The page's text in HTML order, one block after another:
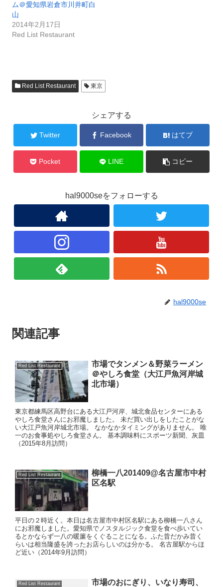
ム＠愛知県岩倉市川井町白
山
2014年2月17日
Red List Restaurant
Red List Restaurant 東京
シェアする
Twitter Facebook はてブ
Pocket LINE コピー
hal9000seをフォローする
hal9000se
関連記事
Red List Restaurant
市場でタンメン＆野菜ラーメン
＠やしろ食堂（大江戸魚河岸城
北市場）
東京都練馬区高野台にある大江戸河岸、城北食品センターにある
やしろ食堂さんにお邪魔しました。 未だ買い出しをしたことがな
い大江戸魚河岸城北市場。 なかなかタイミングがありません。 唯
一のお食事処やしろ食堂さん。 基本調味料にスポーツ新聞、灰皿
（2015年8月訪問）
Red List Restaurant
柳橋一八201409@名古屋市中村
区名駅
平日の２時近く。本日は名古屋市中村区名駅にある柳橋一八さん
にお邪魔しました。愛知県でノスタルジック食堂を食べ歩いてい
るとかならず一八の暖簾をくぐることになる。ふた昔だかみ昔く
らいは相当隆盛を誇ったお店らしいのは分かる。 名古屋駅からほ
ど近い（2014年9月訪問）
Red List Restaurant
市場のおにぎり、いなり寿司、